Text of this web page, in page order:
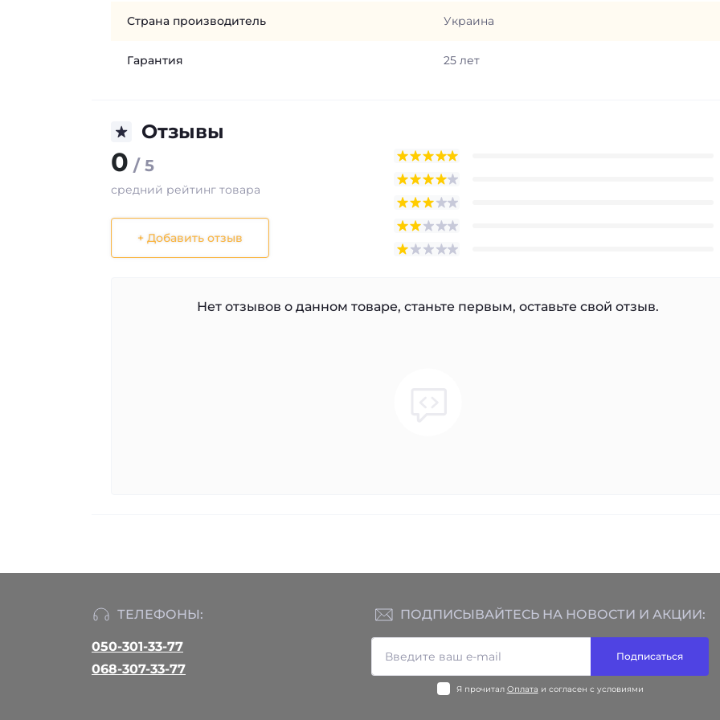
Страна производитель Украина
Гарантия 25 лет
Отзывы
0 / 5
средний рейтинг товара
+ Добавить отзыв
Нет отзывов о данном товаре, станьте первым, оставьте свой отзыв.
ТЕЛЕФОНЫ:
050-301-33-77
068-307-33-77
ПОДПИСЫВАЙТЕСЬ НА НОВОСТИ И АКЦИИ:
Подписаться
Я прочитал Оплата и согласен с условиями